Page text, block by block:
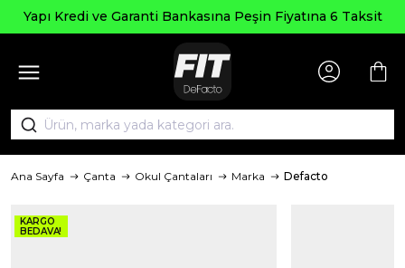
Yapı Kredi ve Garanti Bankasına Peşin Fiyatına 6 Taksit
Ana Sayfa Çanta Okul Çantaları Marka Defacto
KARGO
BEDAVA!